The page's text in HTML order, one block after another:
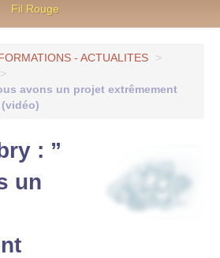
Fil Rouge
- ACTUALITES
>
>
avons un projet extrêmement
: ”
un